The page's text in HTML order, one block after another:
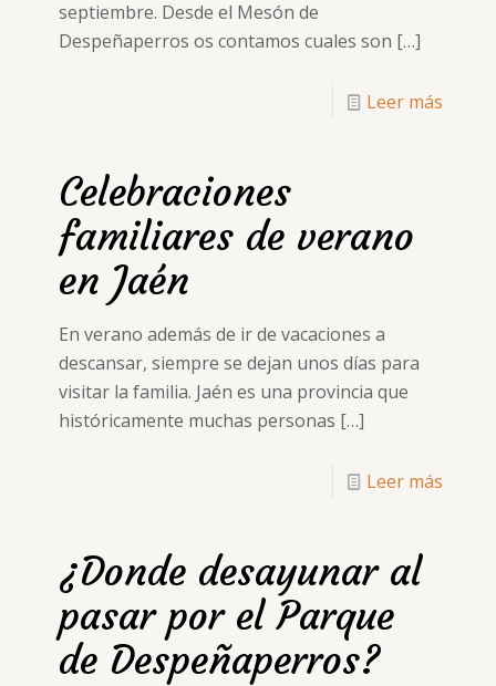
septiembre. Desde el Mesón de
Despeñaperros os contamos cuales son […]
Leer más
Celebraciones
familiares de verano
en Jaén
En verano además de ir de vacaciones a
descansar, siempre se dejan unos días para
visitar la familia. Jaén es una provincia que
históricamente muchas personas […]
Leer más
¿Donde desayunar al
pasar por el Parque
de Despeñaperros?